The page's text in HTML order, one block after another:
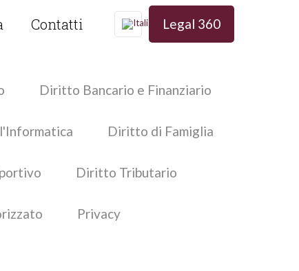
Contatti Legal 360
Diritto Bancario e Finanziario
Diritto di Famiglia
Diritto Tributario
Privacy